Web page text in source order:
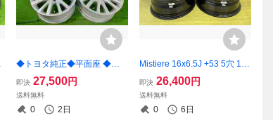
◆トヨタ純正◆平面座 ◆ 1
6x7J +40 5穴 114.3 中古 ア
ルミホイール 4本【宮城発 送
料無料】MYG-C17096★
即決 27,500円
送料無料
0 2日
Mistiere 16x6.5J +53 5穴 11
4.3 中古ホイール 4本 【青森
発 送料無料】AOM-B0765★
16インチ
即決 26,400円
送料無料
0 6日